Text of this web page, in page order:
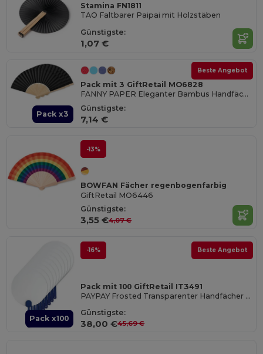
Stamina FN1811
TAO Faltbarer Paipai mit Holzstäben
Günstigste:
1,07 €
Pack x3
Beste Angebot
Pack mit 3 GiftRetail MO6828
FANNY PAPER Eleganter Bambus Handfächer aus Papierstoff
Günstigste:
7,14 €
-13%
BOWFAN Fächer regenbogenfarbig
GiftRetail MO6446
Günstigste:
3,55 €4,07 €
Pack x100
-16% Beste Angebot
Pack mit 100 GiftRetail IT3491
PAYPAY Frosted Transparenter Handfächer für Unterwegs
Günstigste:
38,00 €45,69 €